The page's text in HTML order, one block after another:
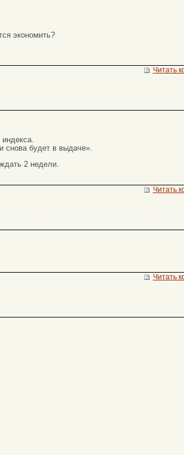
экономить?
Читать
снова будет в выдаче».
2 недели.
Читать
Читать